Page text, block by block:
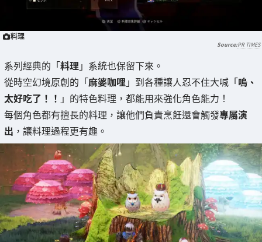
料理
PR TIMES
系列經典的「料理」系統也保留下來。
從時空幻境原創的「麻婆咖哩」到各種讓人忍不住大喊「嗚、
太好吃了！！ 」的特色料理，都能用來強化角色能力！
每個角色都有擅長的料理，讓他們負責烹飪還會觸發專屬演
出 ，讓料理過程更有趣。